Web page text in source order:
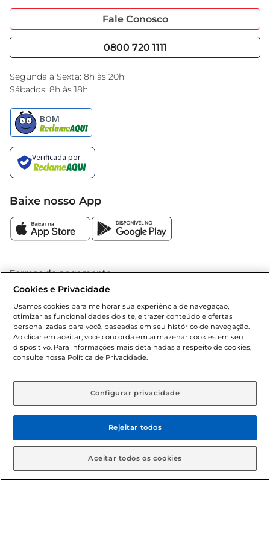
Portal do Fornecedo
Nossas Lojas
Serviços
Black Friday
Encarte do Dia
Fale Conosco
0800 720 1111
Segunda à Sexta: 8h às 20h
Sábados: 8h às 18h
Baixe nosso App
Formas de pagamento
Política de troca e devolução
Política de entrega
Condições gerais: Em caso de divergência de valores, o
valor válido é o do carrinho de compras. Fotos ilustrativas.
Cookies e Privacidade
Usamos cookies para melhorar sua experiência de navegação,
otimizar as funcionalidades do site, e trazer conteúdo e ofertas
personalizadas para você, baseadas em seu histórico de navegação.
Ao clicar em aceitar, você concorda em armazenar cookies em seu
dispositivo. Para informações mais detalhadas a respeito de cookies,
consulte nossa Política de Privacidade.
Configurar privacidade
Rejeitar todos
Aceitar todos os cookies